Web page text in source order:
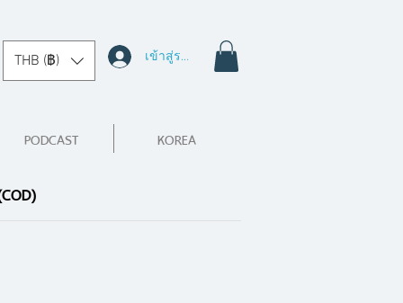
THB (฿) เข้าสู่ระบบ
PODCAST KOREA